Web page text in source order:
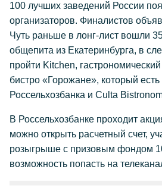
100 лучших заведений России
организаторов. Финалистов
Чуть раньше в лонг-лист вошли
общепита из Екатеринбурга, в
пройти Kitchen,
бистро «Горожане», который есть
Россельхозбанка и Culta
В Россельхозбанке проходит
можно открыть расчетный счет,
розыгрыше с призовым фондом
возможность попасть на